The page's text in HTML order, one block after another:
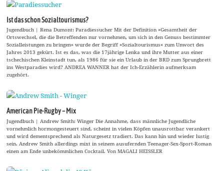
Ist das schon Sozialtourismus?
Jugendbuch | Rena Dumont: Paradiessucher Mit der Definition »Gesamtheit der
Ortswechsel, die die Betreffenden nur vornehmen, um sich in den Genuss bestimmter
Sozialleistungen zu bringen« wurde der Begriff »Sozialtourismus« zum Unwort des
Jahres 2013 gekürt. Ist es das, was die 17jährige Lenka und ihre Mutter aus einer
tschechischen Kleinstadt tun, als 1986 für sie ein Urlaub in der BRD zum Sprungbrett
ins Westparadies wird? ANDREA WANNER hat der Ich-Erzählerin aufmerksam
zugehört.
American Pie-Rugby – Mix
Jugendbuch | Andrew Smith: Winger Die Annahme, dass männliche Jugendliche
vornehmlich hormongesteuert sind, scheint in vielen Köpfen unausrottbar verankert
und wird dementsprechend als Naturgesetz tradiert. Das kann hin und wieder lustig
sein. Andrew Smith allerdings mixt in seinem ausufernden Teenager-Sex-Sport-Roman
einen am Ende unbekömmlichen Cocktail. Von MAGALI HEISSLER